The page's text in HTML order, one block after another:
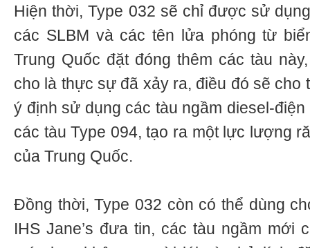
Hiện thời, Type 032 sẽ chỉ được sử
các SLBM và các tên lửa phóng từ
Trung Quốc đặt đóng thêm các tàu
cho là thực sự đã xảy ra, điều đó sẽ cho
ý định sử dụng các tàu ngầm diesel-
các tàu Type 094, tạo ra một lực lượng
của Trung Quốc.
Đồng thời, Type 032 còn có thể dùng
IHS Jane’s đưa tin, các tàu ngầm mới